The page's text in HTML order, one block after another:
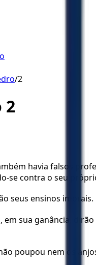
/2
2
havia falsos
se contra o seu
seus ensinos
em sua ganância,
não poupou nem os